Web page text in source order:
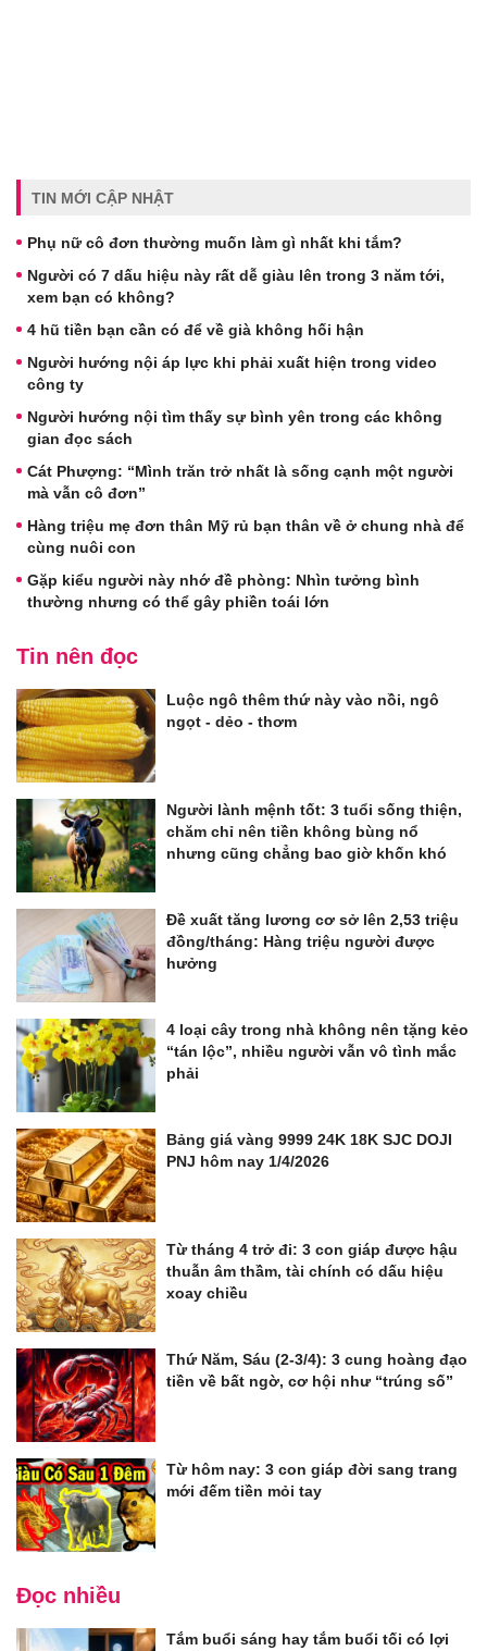
TIN MỚI CẬP NHẬT
Phụ nữ cô đơn thường muốn làm gì nhất khi tắm?
Người có 7 dấu hiệu này rất dễ giàu lên trong 3 năm tới,
xem bạn có không?
4 hũ tiền bạn cần có để về già không hối hận
Người hướng nội áp lực khi phải xuất hiện trong video
công ty
Người hướng nội tìm thấy sự bình yên trong các không
gian đọc sách
Cát Phượng: “Mình trăn trở nhất là sống cạnh một người
mà vẫn cô đơn”
Hàng triệu mẹ đơn thân Mỹ rủ bạn thân về ở chung nhà để
cùng nuôi con
Gặp kiểu người này nhớ đề phòng: Nhìn tưởng bình
thường nhưng có thể gây phiền toái lớn
Tin nên đọc
Luộc ngô thêm thứ này vào nồi, ngô
ngọt - dẻo - thơm
Người lành mệnh tốt: 3 tuổi sống thiện,
chăm chỉ nên tiền không bùng nổ
nhưng cũng chẳng bao giờ khốn khó
Đề xuất tăng lương cơ sở lên 2,53 triệu
đồng/tháng: Hàng triệu người được
hưởng
4 loại cây trong nhà không nên tặng kẻo
“tán lộc”, nhiều người vẫn vô tình mắc
phải
Bảng giá vàng 9999 24K 18K SJC DOJI
PNJ hôm nay 1/4/2026
Từ tháng 4 trở đi: 3 con giáp được hậu
thuẫn âm thầm, tài chính có dấu hiệu
xoay chiều
Thứ Năm, Sáu (2-3/4): 3 cung hoàng đạo
tiền về bất ngờ, cơ hội như “trúng số”
Từ hôm nay: 3 con giáp đời sang trang
mới đếm tiền mỏi tay
Đọc nhiều
Tắm buổi sáng hay tắm buổi tối có lợi